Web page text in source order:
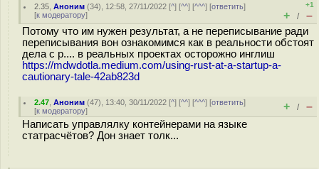
2.35 ,Аноним (34), 12:58, 27/11/2022 [^] [^^] [^^^] [ответить]
[к модератору]
+1
+ / –
Потому что им нужен результат, а не переписывание ради
переписывания вон ознакомимся как в реальности обстоят
дела с р.... в реальных проектах осторожно инглиш
https://mdwdotla.medium.com/using-rust-at-a-startup-a-
cautionary-tale-42ab823d
2.47 ,Аноним (47), 13:40, 30/11/2022 [^] [^^] [^^^] [ответить]
[к модератору] + / –
Написать управлялку контейнерами на языке
статрасчётов? Дон знает толк...